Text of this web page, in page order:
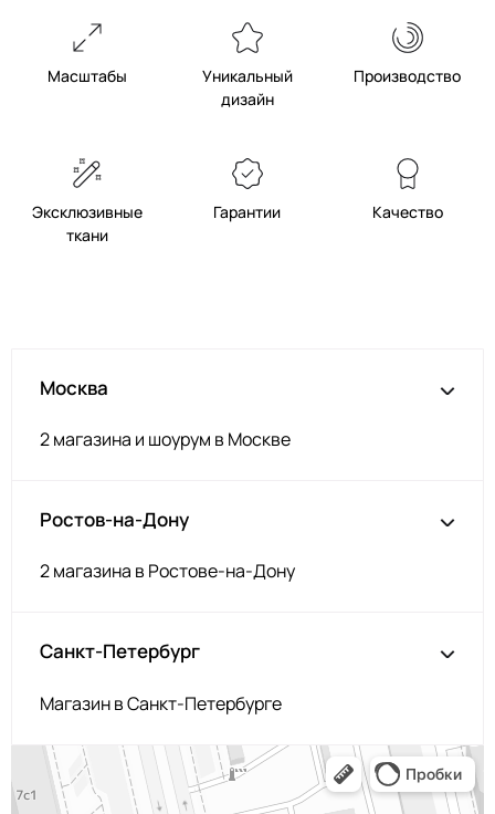
Масштабы
Уникальный
дизайн
Производство
Эксклюзивные
ткани
Гарантии Качество
Москва
2 магазина и шоурум в Москве
Ростов-на-Дону
2 магазина в Ростове-на-Дону
Санкт-Петербург
Магазин в Санкт-Петербурге